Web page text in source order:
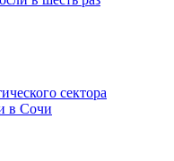
сектора
в Сочи